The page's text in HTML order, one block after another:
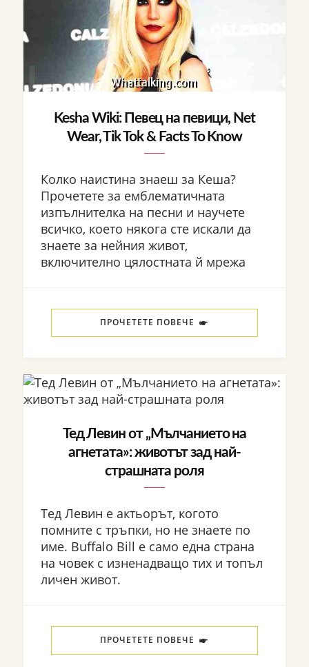
Kesha Wiki: Певец на певици, Net
Wear, Tik Tok & Facts To Know
Колко наистина знаеш за Кеша?
Прочетете за емблематичната
изпълнителка на песни и научете
всичко, което някога сте искали да
знаете за нейния живот,
включително цялостната й мрежа
ПРОЧЕТЕТЕ ПОВЕЧЕ
Тед Левин от „Мълчанието на
агнетата»: животът зад най-
страшната роля
Тед Левин е актьорът, когото
помните с тръпки, но не знаете по
име. Buffalo Bill е само една страна
на човек с изненадващо тих и топъл
личен живот.
ПРОЧЕТЕТЕ ПОВЕЧЕ